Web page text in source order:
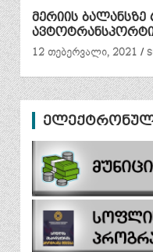
მერიის
12 თებერვალი, 2021